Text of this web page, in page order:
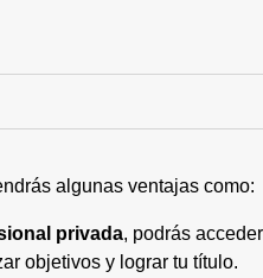
algunas ventajas como:
privada, podrás
objetivos y lograr tu título.